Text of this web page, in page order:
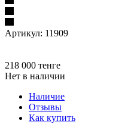
Артикул: 11909
218 000 тенге
Нет в наличии
Наличие
Отзывы
Как купить